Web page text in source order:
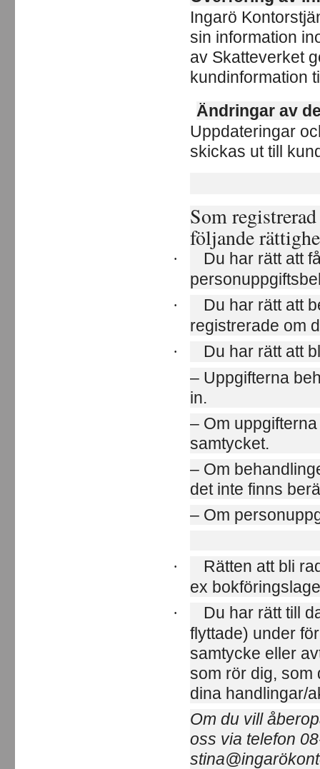
Ingarö
sin information
av Skatteverket
kundinformation
Ändringar av
Uppdateringar
skickas ut till
Som
följande
·
Du har rätt att
·
Du har rätt att
registrerade om
·
Du har rätt att
– Uppgifterna
in.
– Om
samtycket.
– Om
det inte finns
– Om
·
Rätten att bli
ex
·
Du har rätt till
flyttade) under
samtycke eller
som rör dig, som
dina handlingar/
Om du vill
oss via telefon